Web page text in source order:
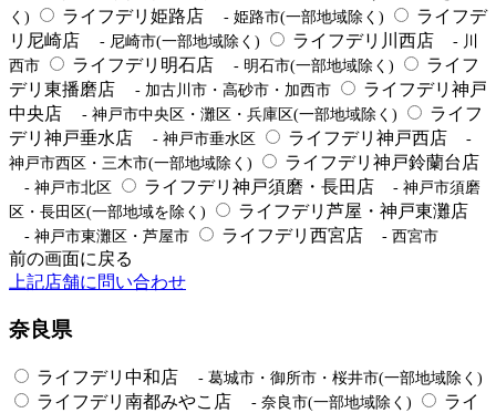
く)
ライフデリ姫路店 - 姫路市(一部地域除く)
ライフデ
リ尼崎店
- 尼崎市(一部地域除く) ライフデリ川西店
- 川
西市
ライフデリ明石店 - 明石市(一部地域除く)
ライフ
デリ東播磨店
- 加古川市・高砂市・加西市
ライフデリ神戸
中央店
- 神戸市中央区・灘区・兵庫区(一部地域除く)
ライフ
デリ神戸垂水店
- 神戸市垂水区 ライフデリ神戸西店
-
神戸市西区・三木市(一部地域除く)
ライフデリ神戸鈴蘭台店
- 神戸市北区 ライフデリ神戸須磨・長田店
- 神戸市須磨
区・長田区(一部地域を除く)
ライフデリ芦屋・神戸東灘店
- 神戸市東灘区・芦屋市 ライフデリ西宮店 - 西宮市
前の画面に戻る
上記店舗に問い合わせ
奈良県
ライフデリ中和店 - 葛城市・御所市・桜井市(一部地域除く)
ライフデリ南都みやこ店 - 奈良市(一部地域除く)
ライ